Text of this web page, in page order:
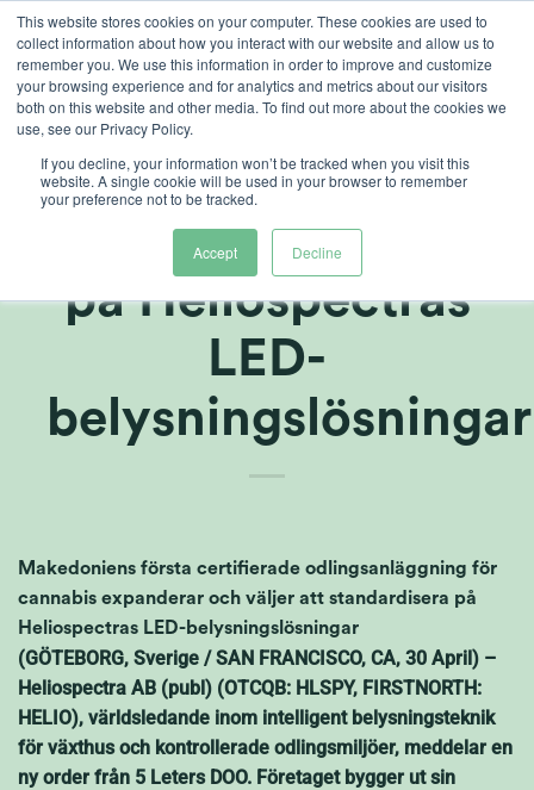
This website stores cookies on your computer. These cookies are used to
collect information about how you interact with our website and allow us to
remember you. We use this information in order to improve and customize
your browsing experience and for analytics and metrics about our visitors
both on this website and other media. To find out more about the cookies we
use, see our Privacy Policy.
If you decline, your information won’t be tracked when you visit this
website. A single cookie will be used in your browser to remember
your preference not to be tracked.
Accept Decline
Skip
content
5 Leters DOO
lägger ny order
på Heliospectras
LED-
belysningslösningar
Makedoniens första certifierade odlingsanläggning för
cannabis expanderar och väljer att standardisera på
Heliospectras LED-belysningslösningar
(GÖTEBORG, Sverige / SAN FRANCISCO, CA, 30 April) –
Heliospectra AB (publ) (OTCQB: HLSPY, FIRSTNORTH:
HELIO), världsledande inom intelligent belysningsteknik
för växthus och kontrollerade odlingsmiljöer, meddelar en
ny order från 5 Leters DOO. Företaget bygger ut sin